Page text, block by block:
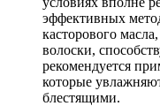
эффективных
касторового
волоски,
рекомендуется
которые
блестящими.